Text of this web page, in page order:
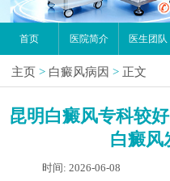
首页 医院简介 医生团队
主页 > 白癜风病因 > 正文
昆明白癜风专科较
白癜风
时间: 2026-06-08